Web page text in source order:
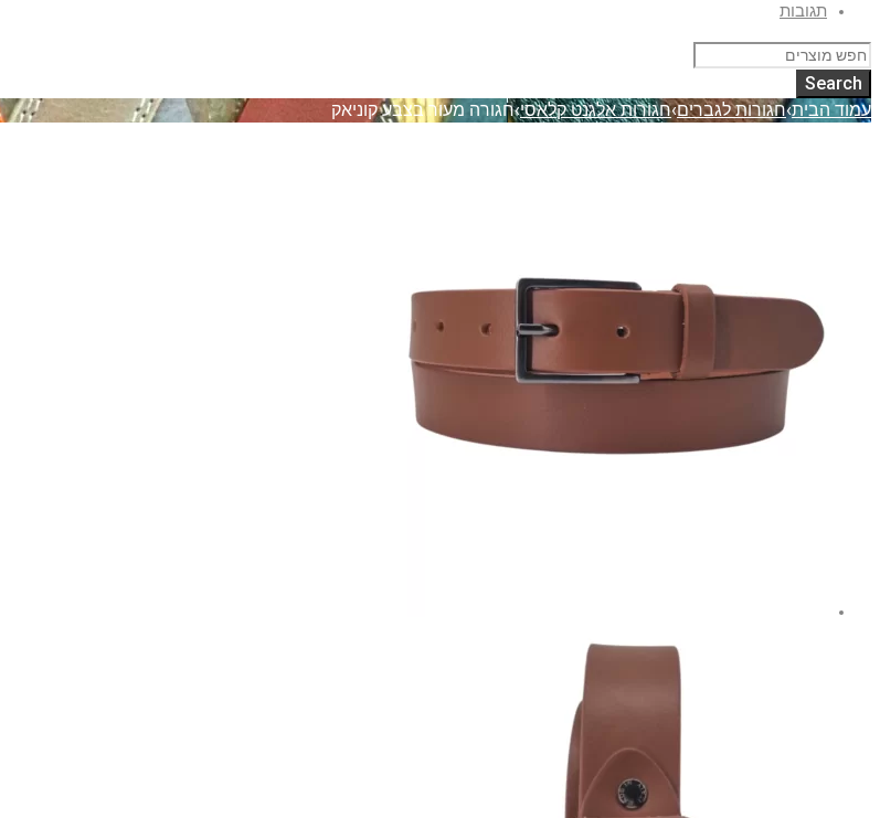
תגובות
עמוד הבית›חגורות לגברים›חגורות אלגנט קלאסי›חגורה מעור בצבע קוניאק